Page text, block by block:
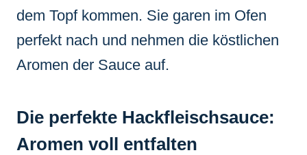
dem Topf kommen. Sie garen im Ofen
perfekt nach und nehmen die köstlichen
Aromen der Sauce auf.
Die perfekte Hackfleischsauce:
Aromen voll entfalten